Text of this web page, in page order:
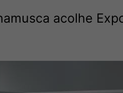
acolhe